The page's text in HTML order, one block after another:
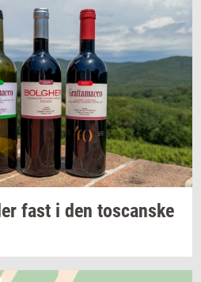
fast i den toscan­ske